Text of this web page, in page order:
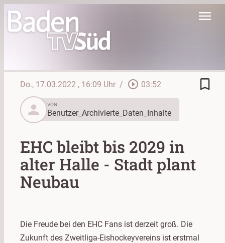
menu
Do., 17.03.2022 , 16:09 Uhr / play_circle_outline 03:52
bookmark_border
person
VON
Benutzer_Archivierte_Daten_Inhalte
EHC bleibt bis 2029 in
alter Halle - Stadt plant
Neubau
Die Freude bei den EHC Fans ist derzeit groß. Die
Zukunft des Zweitliga-Eishockeyvereins ist erstmal